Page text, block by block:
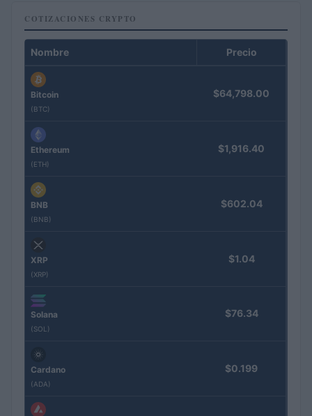
COTIZACIONES CRYPTO
Nombre Precio
Bitcoin
(BTC)
$64,798.00
Ethereum
(ETH)
$1,916.40
BNB
(BNB)
$602.04
XRP
(XRP)
$1.04
Solana
(SOL)
$76.34
Cardano
(ADA)
$0.199